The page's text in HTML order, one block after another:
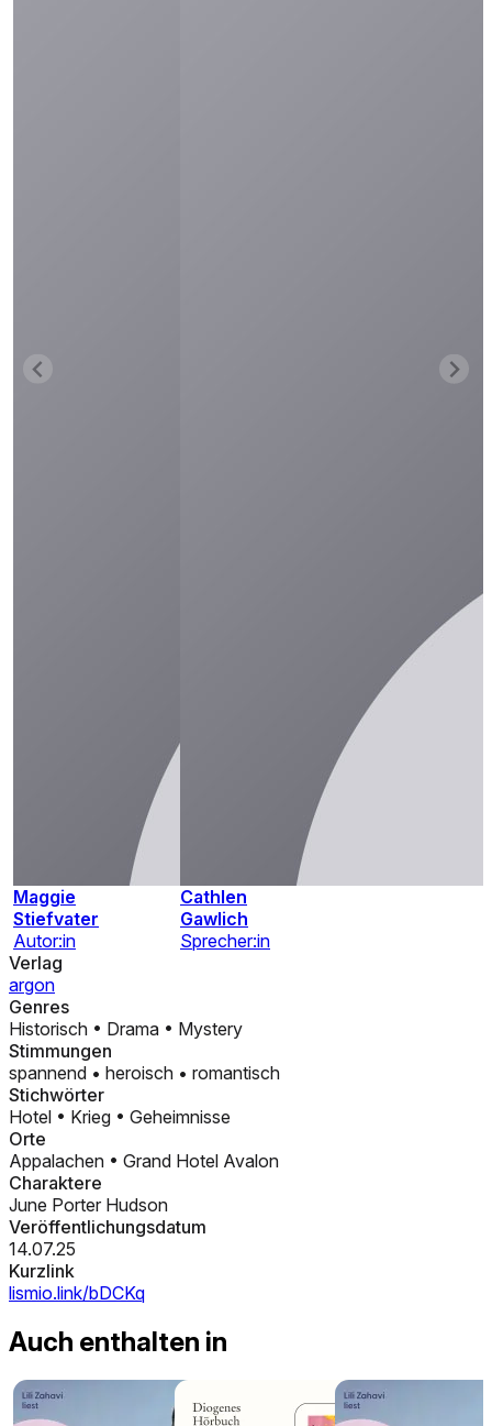
Maggie
Stiefvater
Autor:in
Cathlen
Gawlich
Sprecher:in
Verlag
argon
Genres
Historisch • Drama • Mystery
Stimmungen
spannend • heroisch • romantisch
Stichwörter
Hotel • Krieg • Geheimnisse
Orte
Appalachen • Grand Hotel Avalon
Charaktere
June Porter Hudson
Veröffentlichungsdatum
14.07.25
Kurzlink
lismio.link/bDCKq
Auch enthalten in